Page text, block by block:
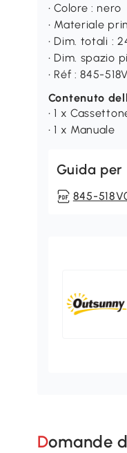
• Colore : nero
• Materiale
• Dim. totali :
• Dim. spazio
• Réf : 845-
Contenuto
• 1 x
• 1 x Manuale
Guida per
845-